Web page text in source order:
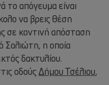
το απόγευμα είναι
να βρεις θέση
σε κοντινή απόσταση
Σολιώτη, η οποία
δακτυλίου.
οδούςΔήμου Τσέλιου,